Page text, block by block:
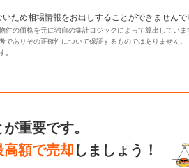
ため相場情報をお出しすることができませんで
の価格を元に独自の集計ロジックによって算出していま
ありその正確性について保証するものではありません。
。
重要です。
高額で売却 しましょう！